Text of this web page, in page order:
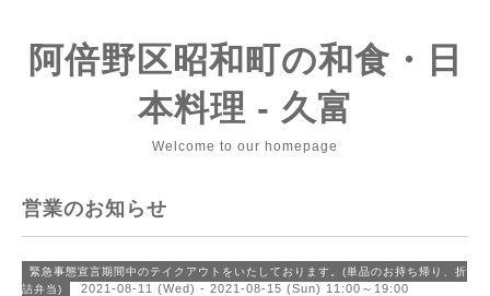
阿倍野区昭和町の和食・日
本料理 - 久富
Welcome to our homepage
営業のお知らせ
緊急事態宣言期間中のテイクアウトをいたしております。(単品のお持ち帰り、折
詰弁当)
2021-08-11 (Wed) - 2021-08-15 (Sun) 11:00～19:00